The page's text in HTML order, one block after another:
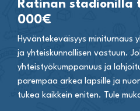
Ratinan stadionilla
000€
Hyväntekeväisyys miniturnaus
ja yhteiskunnallisen vastuun.
yhteistyökumppanuus ja
parempaa arkea lapsille ja
tukea kaikkein eniten. Tule